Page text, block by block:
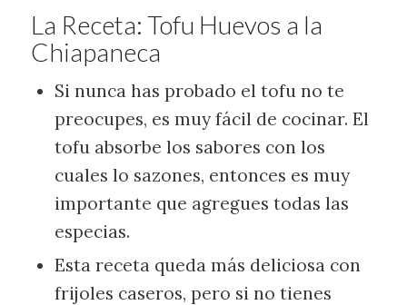
La Receta: Tofu Huevos a la
Chiapaneca
Si nunca has probado el tofu no te
preocupes, es muy fácil de cocinar. El
tofu absorbe los sabores con los
cuales lo sazones, entonces es muy
importante que agregues todas las
especias.
Esta receta queda más deliciosa con
frijoles caseros, pero si no tienes